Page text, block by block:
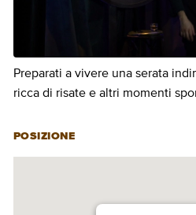
Preparati a vivere una serata
ricca di risate e altri momenti
POSIZIONE